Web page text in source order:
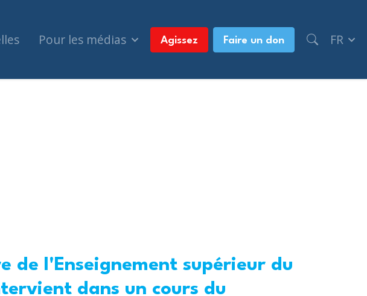
Pour les médias Agissez Faire un don FR
de l'Enseignement supérieur du
dans un cours du